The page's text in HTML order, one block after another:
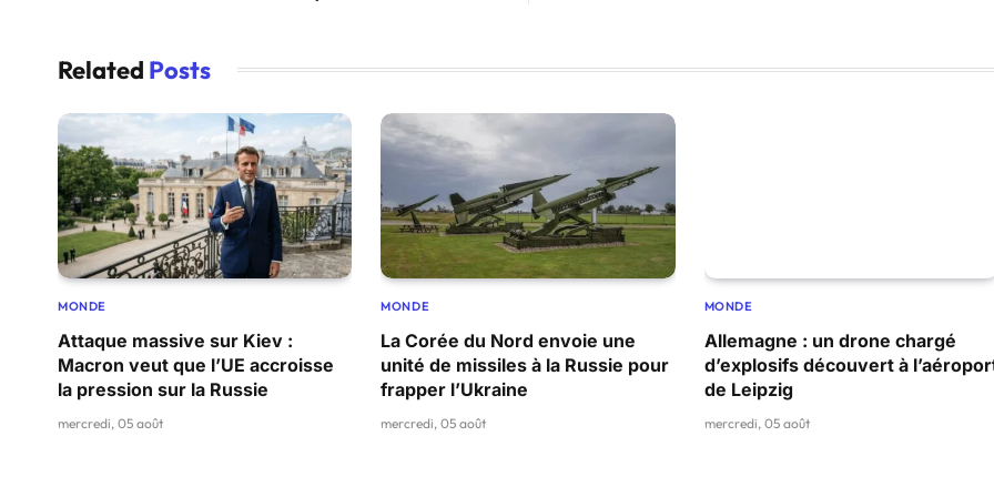
Related Posts
MONDE
Attaque massive sur Kiev :
Macron veut que l’UE accroisse
la pression sur la Russie
mercredi, 05 août
MONDE
La Corée du Nord envoie une
unité de missiles à la Russie pour
frapper l’Ukraine
mercredi, 05 août
MONDE
Allemagne : un drone chargé
d’explosifs découvert à
de Leipzig
mercredi, 05 août